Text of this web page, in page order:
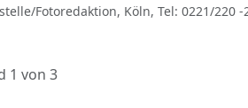
Fotoredaktion, Köln, Tel: 0221/220 -
1 von 3